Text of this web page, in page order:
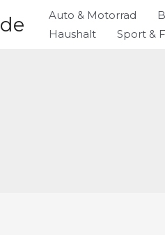
Auto & Motorrad
Haushalt
Sport &